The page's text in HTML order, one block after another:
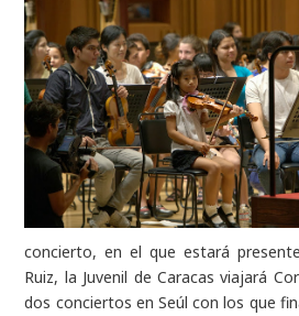
concierto, en el que estará
Ruiz, la Juvenil de Caracas viajará
dos conciertos en Seúl con los que